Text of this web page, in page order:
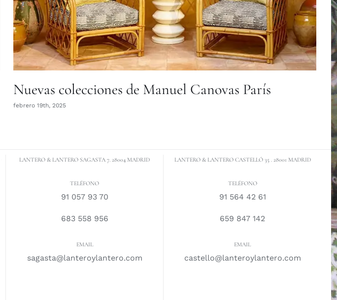
Nuevas colecciones de Manuel Canovas París
febrero 19th, 2025
LANTERO & LANTERO SAGASTA 7. 28004 MADRID
TELÉFONO
91 057 93 70
683 558 956
EMAIL
sagasta@lanteroylantero.com
LANTERO & LANTERO CASTELLÓ 35 . 28001 MADRID
TELÉFONO
91 564 42 61
659 847 142
EMAIL
castello@lanteroylantero.com